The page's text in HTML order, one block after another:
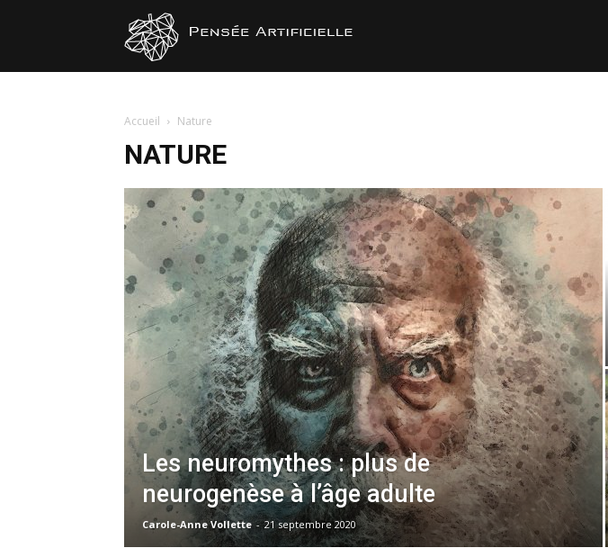
Accueil Nature
NATURE
Les neuromythes : plus de
neurogenèse à l’âge adulte
Carole-Anne Vollette - 21 septembre 2020